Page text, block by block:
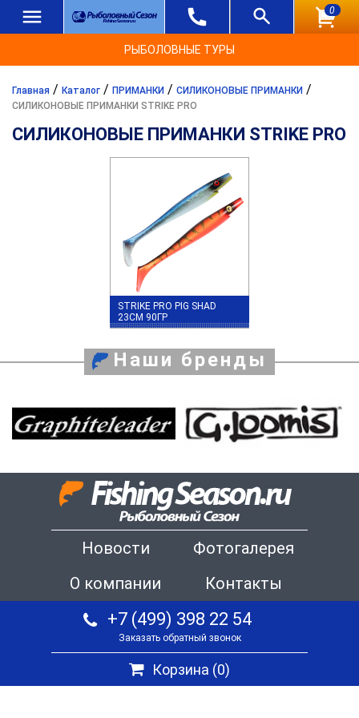
0
РЫБОЛОВНЫЕ ТУРЫ
Главная / Каталог / ПРИМАНКИ / СИЛИКОНОВЫЕ ПРИМАНКИ /
СИЛИКОНОВЫЕ ПРИМАНКИ STRIKE PRO
СИЛИКОНОВЫЕ ПРИМАНКИ STRIKE PRO
STRIKE PRO PIG SHAD
23СМ 90ГР
Наши бренды
Новости
Фотогалерея
О компании
Контакты
+7 (499) 398 22 54
Заказать обратный звонок
Корзина (0)